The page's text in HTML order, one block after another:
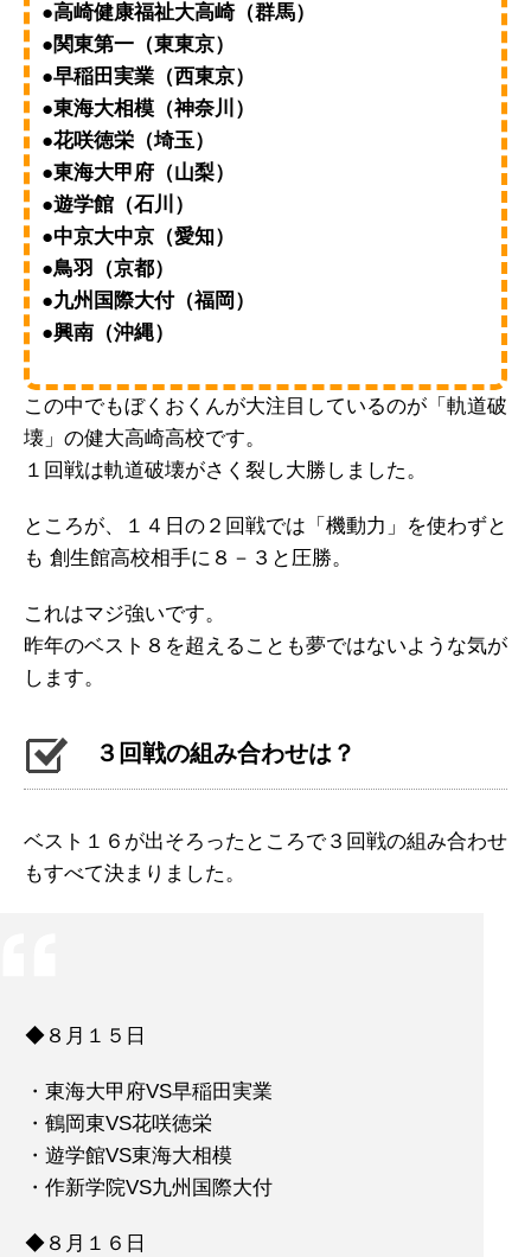
●高崎健康福祉大高崎（群馬）
●関東第一（東東京）
●早稲田実業（西東京）
●東海大相模（神奈川）
●花咲徳栄（埼玉）
●東海大甲府（山梨）
●遊学館（石川）
●中京大中京（愛知）
●鳥羽（京都）
●九州国際大付（福岡）
●興南（沖縄）
この中でもぼくおくんが大注目しているのが「軌道破
壊」の健大高崎高校です。
１回戦は軌道破壊がさく裂し大勝しました。
ところが、１４日の２回戦では「機動力」を使わずと
も 創生館高校相手に８－３と圧勝。
これはマジ強いです。
昨年のベスト８を超えることも夢ではないような気が
します。
３回戦の組み合わせは？
ベスト１６が出そろったところで３回戦の組み合わせ
もすべて決まりました。
◆８月１５日
・東海大甲府VS早稲田実業
・鶴岡東VS花咲徳栄
・遊学館VS東海大相模
・作新学院VS九州国際大付
◆８月１６日